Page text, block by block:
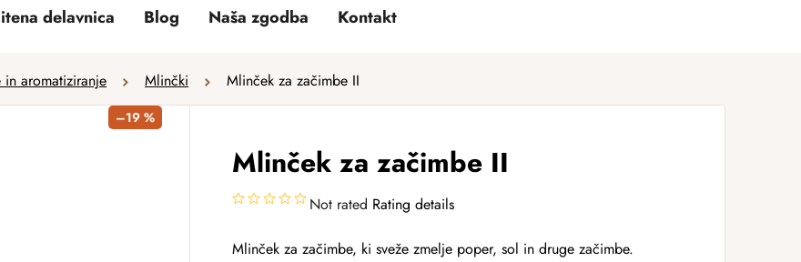
delavnica Blog Naša zgodba Kontakt
aromatiziranje Mlinčki Mlinček za začimbe II
Mlinček za začimbe II
Not rated Rating details
Mlinček za začimbe, ki sveže zmelje poper, sol in druge začimbe.
–19 %